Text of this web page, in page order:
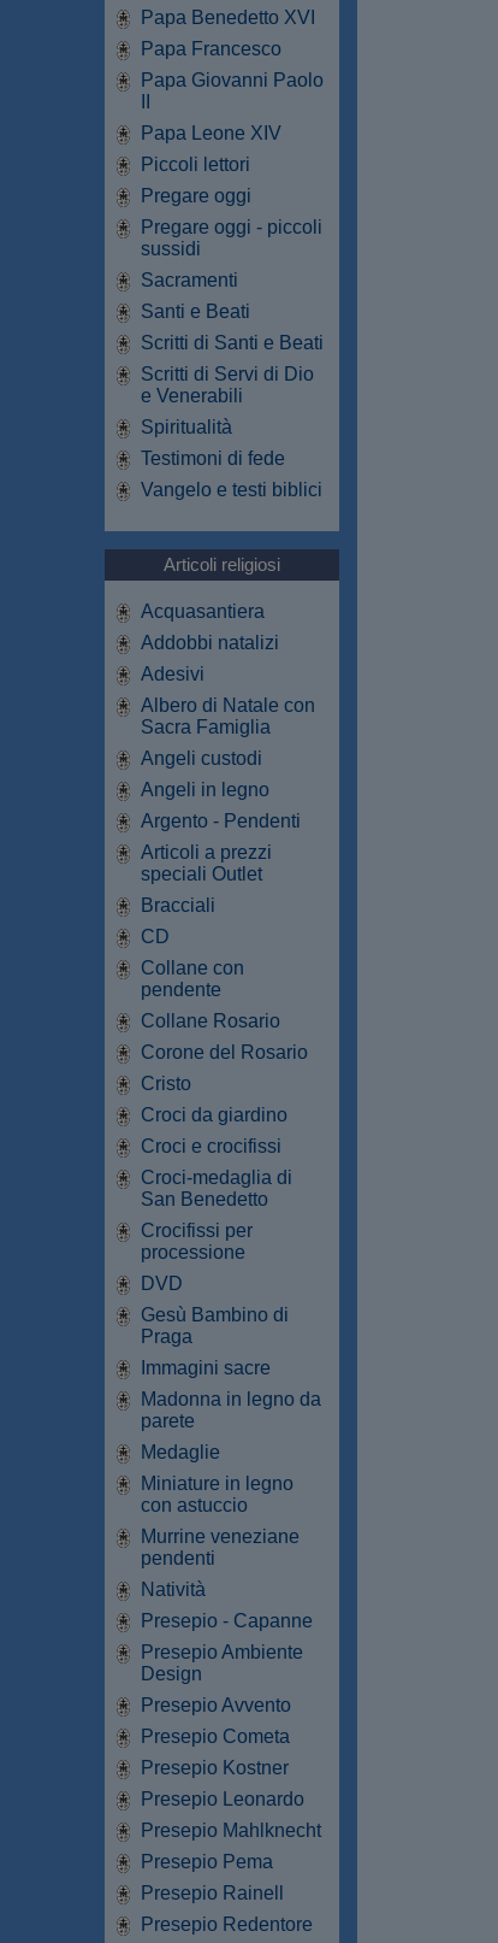
Papa Benedetto XVI
Papa Francesco
Papa Giovanni Paolo
Papa Leone XIV
Piccoli lettori
Pregare oggi
Pregare oggi - piccoli
sussidi
Sacramenti
Santi e Beati
Scritti di Santi e Beati
Scritti di Servi di Dio
e Venerabili
Spiritualità
Testimoni di fede
Vangelo e testi biblici
Articoli religiosi
Acquasantiera
Addobbi natalizi
Adesivi
Albero di Natale con
Sacra Famiglia
Angeli custodi
Angeli in legno
Argento - Pendenti
Articoli a prezzi
speciali Outlet
Bracciali
CD
Collane con
pendente
Collane Rosario
Corone del Rosario
Cristo
Croci da giardino
Croci e crocifissi
Croci-medaglia di
San Benedetto
Crocifissi per
processione
DVD
Gesù Bambino di
Praga
Immagini sacre
Madonna in legno da
parete
Medaglie
Miniature in legno
con astuccio
Murrine veneziane
pendenti
Natività
Presepio - Capanne
Presepio Ambiente
Design
Presepio Avvento
Presepio Cometa
Presepio Kostner
Presepio Leonardo
Presepio Mahlknecht
Presepio Pema
Presepio Rainell
Presepio Redentore